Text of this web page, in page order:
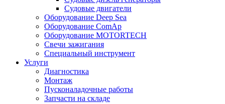
Судовые двигатели
Оборудование Deep Sea
Оборудование ComAp
Оборудование MOTORTECH
Свечи зажигания
Специальный инструмент
Услуги
Диагностика
Монтаж
Пусконаладочные работы
Запчасти на складе